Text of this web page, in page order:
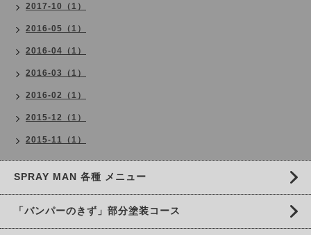
2017-10（1）
2016-05（1）
2016-04（1）
2016-03（1）
2016-02（1）
2015-12（1）
2015-11（1）
SPRAY MAN 各種 メニュー
「バンパーのきず」部分塗装コース